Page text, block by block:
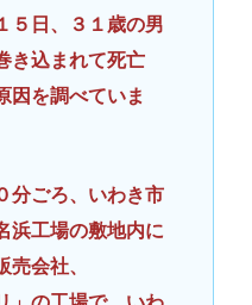
５日、３１歳の男
き込まれて死亡
因を調べていま
分ごろ、いわき市
浜工場の敷地内に
売会社、